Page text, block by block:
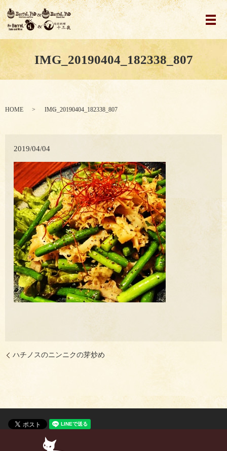
メ
IMG_20190404_182338_807
HOME IMG_20190404_182338_807
2019/04/04
ハチノスのニンニクの芽炒め